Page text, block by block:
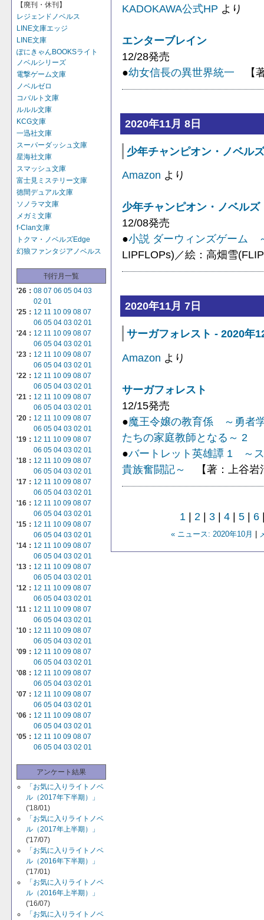
【廃刊・休刊】
レジェンドノベルス
LINE文庫エッジ
LINE文庫
ぽにきゃんBOOKSライト
ノベルシリーズ
電撃ゲーム文庫
ノベルゼロ
コバルト文庫
ルルル文庫
KCG文庫
一迅社文庫
スーパーダッシュ文庫
星海社文庫
スマッシュ文庫
富士見ミステリー文庫
徳間デュアル文庫
ソノラマ文庫
メガミ文庫
f-Clan文庫
トクマ・ノベルズEdge
幻狼ファンタジアノベルス
刊行月一覧
'26： 08 07 06 05 04 03
02 01
'25： 12 11 10 09 08 07
06 05 04 03 02 01
'24： 12 11 10 09 08 07
06 05 04 03 02 01
'23： 12 11 10 09 08 07
06 05 04 03 02 01
'22： 12 11 10 09 08 07
06 05 04 03 02 01
'21： 12 11 10 09 08 07
06 05 04 03 02 01
'20： 12 11 10 09 08 07
06 05 04 03 02 01
'19： 12 11 10 09 08 07
06 05 04 03 02 01
'18： 12 11 10 09 08 07
06 05 04 03 02 01
'17： 12 11 10 09 08 07
06 05 04 03 02 01
'16： 12 11 10 09 08 07
06 05 04 03 02 01
'15： 12 11 10 09 08 07
06 05 04 03 02 01
'14： 12 11 10 09 08 07
06 05 04 03 02 01
'13： 12 11 10 09 08 07
06 05 04 03 02 01
'12： 12 11 10 09 08 07
06 05 04 03 02 01
'11： 12 11 10 09 08 07
06 05 04 03 02 01
'10： 12 11 10 09 08 07
06 05 04 03 02 01
'09： 12 11 10 09 08 07
06 05 04 03 02 01
'08： 12 11 10 09 08 07
06 05 04 03 02 01
'07： 12 11 10 09 08 07
06 05 04 03 02 01
'06： 12 11 10 09 08 07
06 05 04 03 02 01
'05： 12 11 10 09 08 07
06 05 04 03 02 01
アンケート結果
「お気に入りライトノベ
ル（2017年下半期）」
('18/01)
「お気に入りライトノベ
ル（2017年上半期）」
('17/07)
「お気に入りライトノベ
ル（2016年下半期）」
('17/01)
「お気に入りライトノベ
ル（2016年上半期）」
('16/07)
「お気に入りライトノベ
KADOKAWA公式HP より
エンターブレイン
12/28発売
●幼女信長の異世界統一 【
2020年11月 8日
少年チャンピオン・ノベル
Amazon より
少年チャンピオン・ノベルズ
12/08発売
●小説 ダーウィンズゲーム
LIPFLOPs)／絵：高畑雪
2020年11月 7日
サーガフォレスト - 2020年
Amazon より
サーガフォレスト
12/15発売
●魔王令嬢の教育係 ～勇者
たちの家庭教師となる～ 2
●バートレット英雄譚 1 ～
貴族奮闘記～
【著：上谷岩
1 | 2 | 3| 4| 5| 6
« ニュース: 2020年10月 |